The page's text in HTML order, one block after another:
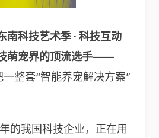
南科技艺术季 · 科技互动
萌宠界的顶流选手——
一整套“智能养宠解决方案”
的我国科技企业，正在用